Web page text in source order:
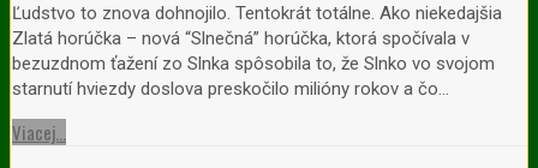
Ľudstvo to znova dohnojilo. Tentokrát totálne. Ako niekedajšia
Zlatá horúčka – nová “Slnečná” horúčka, ktorá spočívala v
bezuzdnom ťažení zo Slnka spôsobila to, že Slnko vo svojom
starnutí hviezdy doslova preskočilo milióny rokov a čo…
Viacej...